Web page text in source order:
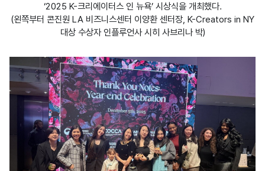
‘2025 K-크리에이터스 인 뉴욕’ 시상식을 개최했다.
(왼쪽부터 콘진원 LA 비즈니스센터 이양환 센터장, K-Creators in NY
대상 수상자 인플루언사 시히 사브리나 박)